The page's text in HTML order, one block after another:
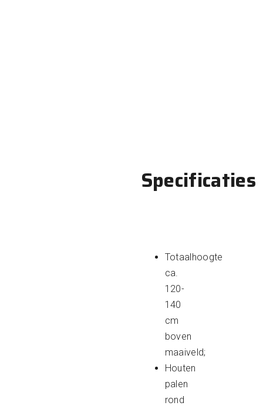
Specificaties
Totaalhoogte
ca.
120-
140
cm
boven
maaiveld;
Houten
palen
rond